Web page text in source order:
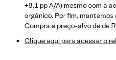
+8,1 pp A/A) mesmo com a
orgânico. Por fim,
Compra e preço-alvo de de
Clique aqui para acessar o